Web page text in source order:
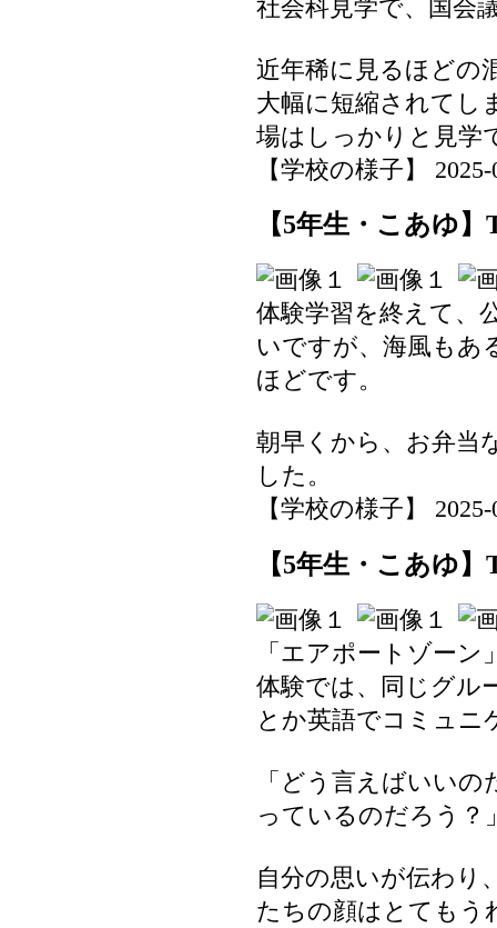
社会科見学で、国会
近年稀に見るほどの
大幅に短縮されてし
場はしっかりと見学
【学校の様子】
【5年生・こあゆ
体験学習を終えて、
いですが、海風もあ
ほどです。
朝早くから、お弁当
した。
【学校の様子】
【5年生・こあゆ
「エアポートゾー
体験では、同じグル
とか英語でコミュニ
「どう言えばいい
っているのだろう？
自分の思いが伝わり
たちの顔はとてもう